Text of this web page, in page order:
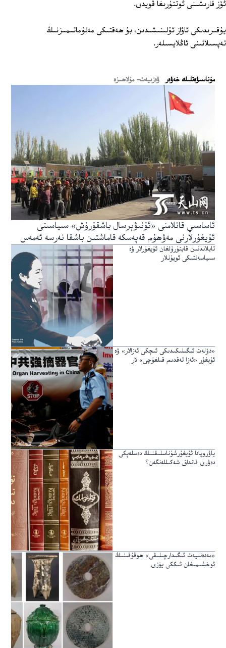
ئۆز قارىشىنى ئوتتۇرىغا قويدى.
يۇقىرىدىكى ئاۋاز ئۇلىنىشىدىن، بۇ ھەقتىكى مەلۇماتىمىزنىڭ
تەپسىلاتىنى ئاڭلايسىلەر.
ﻣﯘﻧﺎﺳﯩﯟﻩﺗﻠﯩﻚ ﺧﻪﯞﻩﺭ ۋەزىيەت- مۇلاھىزە
ئاساسىي قاتلامنى «ئۇنىۋېرسال باشقۇرۇش» سىياسىتى
ئۇيغۇرلارنى مەۋھۇم قەپەسكە قاماشتىن باشقا نەرسە ئەمەس
تايلاندتىن قايتۇرۇلغان ئۇيغۇرلار ۋە
سىياسەتتىكى ئويۇنلار
«دۆلەت ئىگىلىكىدىكى ئىچكى ئەزالار» ۋە
ئۇيغۇر «ئەزا تەقدىم قىلغۇچى» لار
ياۋروپادا ئۇيغۇرشۇناسلىقنىڭ دەسلەپكى
دەۋرى قانداق شەكىللەنگەن؟
«مەدەنىيەت ئىگىدارچىلىقى» ھوقۇقىنىڭ
ئوخشىمىغان ئىككى يۈزى